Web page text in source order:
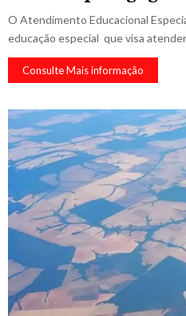
O Atendimento Educacional
educação especial que visa
Consulte Mais informação